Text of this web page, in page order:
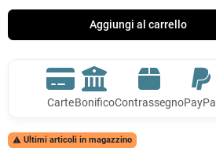
Aggiungi al carrello
CarteBonificoContrassegnoPayPal
 Ultimi articoli in magazzino